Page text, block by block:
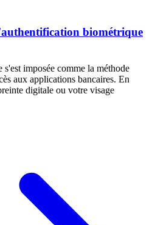
biométrique
imposée comme la méthode
aux applications bancaires. En
digitale ou votre visage